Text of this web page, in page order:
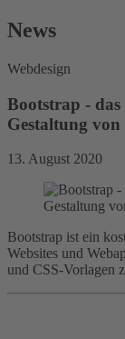
News
Webdesign
Bootstrap -
Gestaltung
13. August 2020
Bootstrap ist ein
Websites und
und CSS-Vorlagen